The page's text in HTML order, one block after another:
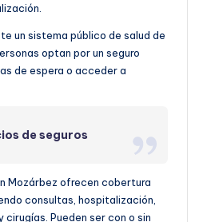
un sistema público de salud de
optan por un seguro
de espera o acceder a
de seguros
Mozárbez ofrecen cobertura
consultas, hospitalización,
Pueden ser con o sin